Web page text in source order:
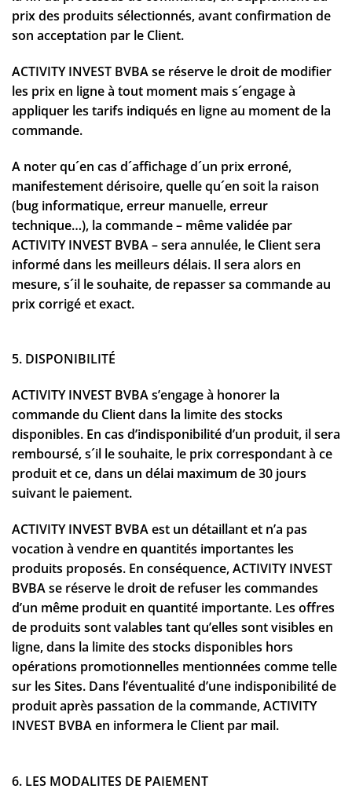
prix des produits sélectionnés, avant confirmation de
son acceptation par le Client.
ACTIVITY INVEST BVBA se réserve le droit de modifier
les prix en ligne à tout moment mais s´engage à
appliquer les tarifs indiqués en ligne au moment de la
commande.
A noter qu´en cas d´affichage d´un prix erroné,
manifestement dérisoire, quelle qu´en soit la raison
(bug informatique, erreur manuelle, erreur
technique…), la commande – même validée par
ACTIVITY INVEST BVBA – sera annulée, le Client sera
informé dans les meilleurs délais. Il sera alors en
mesure, s´il le souhaite, de repasser sa commande au
prix corrigé et exact.
5. DISPONIBILITÉ
ACTIVITY INVEST BVBA s’engage à honorer la
commande du Client dans la limite des stocks
disponibles. En cas d’indisponibilité d’un produit, il sera
remboursé, s´il le souhaite, le prix correspondant à ce
produit et ce, dans un délai maximum de 30 jours
suivant le paiement.
ACTIVITY INVEST BVBA est un détaillant et n’a pas
vocation à vendre en quantités importantes les
produits proposés. En conséquence, ACTIVITY INVEST
BVBA se réserve le droit de refuser les commandes
d’un même produit en quantité importante. Les offres
de produits sont valables tant qu’elles sont visibles en
ligne, dans la limite des stocks disponibles hors
opérations promotionnelles mentionnées comme telle
sur les Sites. Dans l’éventualité d’une indisponibilité de
produit après passation de la commande, ACTIVITY
INVEST BVBA en informera le Client par mail.
6. LES MODALITES DE PAIEMENT